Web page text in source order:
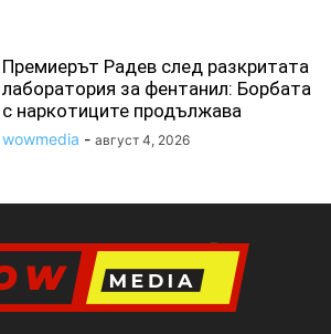
Премиерът Радев след разкритата
лаборатория за фентанил: Борбата
с наркотиците продължава
wowmedia - август 4, 2026